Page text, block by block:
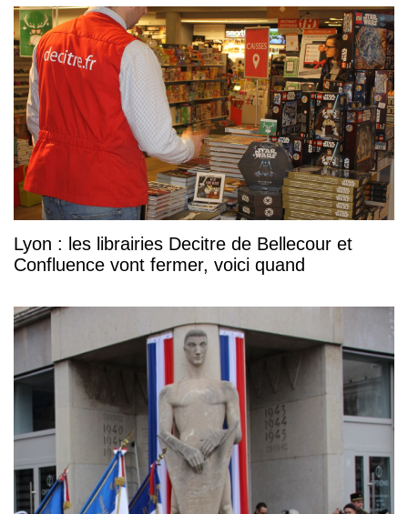
Lyon : les librairies Decitre de Bellecour et
Confluence vont fermer, voici quand